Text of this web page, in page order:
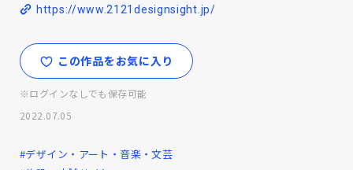
https://www.2121designsight.jp/
この作品をお気に入り
※ログインなしでも保存可能
2022.07.05
#デザイン・アート・音楽・文芸